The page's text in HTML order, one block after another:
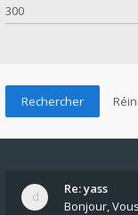
Re: yass
Bonjour,